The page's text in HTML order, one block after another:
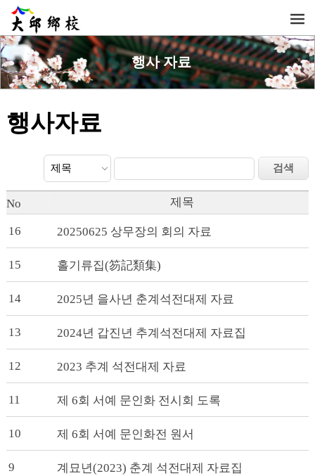
행사 자료
행사자료
No 제목
16 20250625 상무장의 회의 자료
15 홀기류집(笏記類集)
14 2025년 을사년 춘계석전대제 자료
13 2024년 갑진년 추계석전대제 자료집
12 2023 추계 석전대제 자료
11 제 6회 서예 문인화 전시회 도록
10 제 6회 서예 문인화전 원서
9 계묘년(2023) 춘계 석전대제 자료집